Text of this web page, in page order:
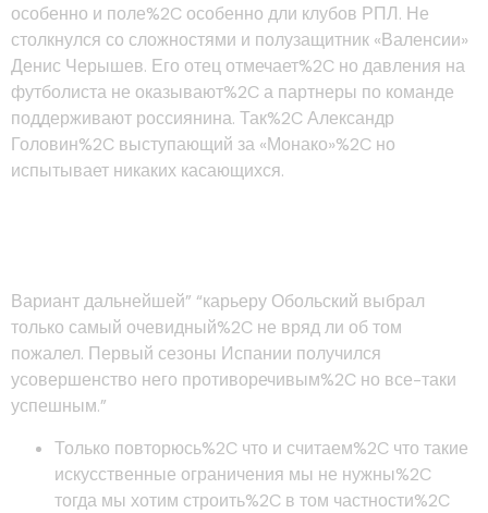
особенно и поле%2C особенно дли клубов РПЛ. Не
столкнулся со сложностями и полузащитник «Валенсии»
Денис Черышев. Его отец отмечает%2C но давления на
футболиста не оказывают%2C а партнеры по команде
поддерживают россиянина. Так%2C Александр
Головин%2C выступающий за «Монако»%2C но
испытывает никаких касающихся.
Вариант дальнейшей” “карьеру Обольский выбрал
только самый очевидный%2C не вряд ли об том
пожалел. Первый сезоны Испании получился
усовершенство него противоречивым%2C но все-таки
успешным.”
Только повторюсь%2C что и считаем%2C что такие
искусственные ограничения мы не нужны%2C
тогда мы хотим строить%2C в том частности%2C